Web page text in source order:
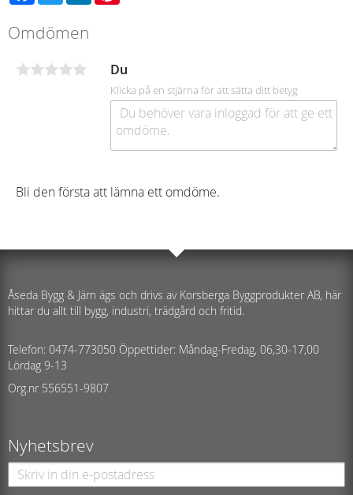
Omdömen
Du
Klicka på en stjärna för att sätta ditt betyg
Bli den första att lämna ett omdöme.
Åseda Bygg & Järn ägs och drivs av Korsberga Byggprodukter AB, här
hittar du allt till bygg, industri, trädgård och fritid.
Telefon: 0474-773050 Öppettider: Måndag-Fredag, 06,30-17,00
Lördag 9-13
Org.nr 556551-9807
Nyhetsbrev